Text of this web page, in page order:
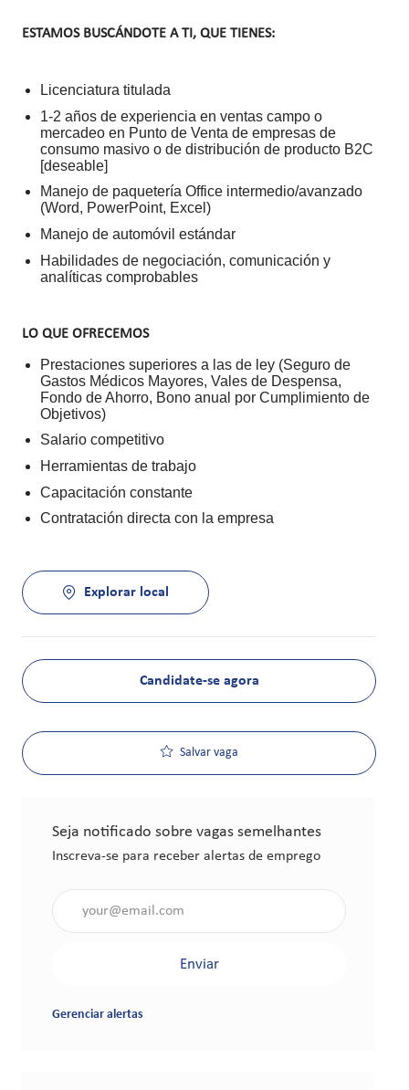
ESTAMOS BUSCÁNDOTE A TI, QUE TIENES:
Licenciatura titulada
1-2 años de experiencia en ventas campo o
mercadeo en Punto de Venta de empresas de
consumo masivo o de distribución de producto B2C
[deseable]
Manejo de paquetería Office intermedio/avanzado
(Word, PowerPoint, Excel)
Manejo de automóvil estándar
Habilidades de negociación, comunicación y
analíticas comprobables
LO QUE OFRECEMOS
Prestaciones superiores a las de ley (Seguro de
Gastos Médicos Mayores, Vales de Despensa,
Fondo de Ahorro, Bono anual por Cumplimiento de
Objetivos)
Salario competitivo
Herramientas de trabajo
Capacitación constante
Contratación directa con la empresa
Explorar local
Candidate-se agora
Salvar vaga
Seja notificado sobre vagas semelhantes
Inscreva-se para receber alertas de emprego
Enviar
Gerenciar alertas